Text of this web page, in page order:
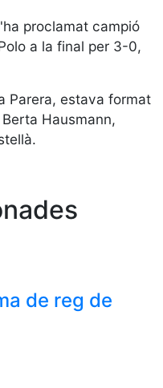
proclamat campió
a la final per 3-0,
Parera, estava format
Hausmann,
de reg de